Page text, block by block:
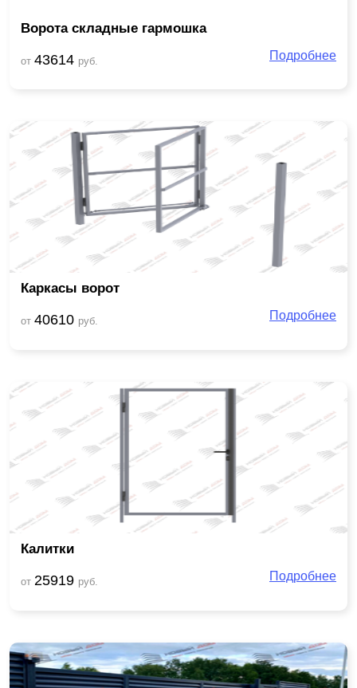
Ворота складные гармошка
от 43614 руб. Подробнее
Каркасы ворот
от 40610 руб. Подробнее
Калитки
от 25919 руб. Подробнее